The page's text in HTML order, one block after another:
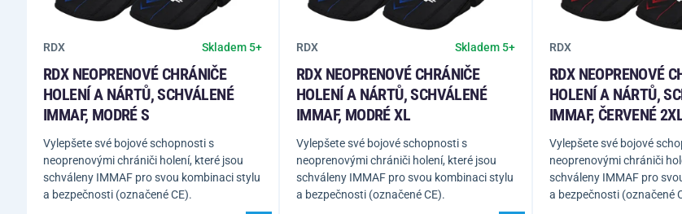
RDX Skladem 5+
RDX NEOPRENOVÉ CHRÁNIČE
HOLENÍ A NÁRTŮ, SCHVÁLENÉ
IMMAF, MODRÉ S
Vylepšete své bojové schopnosti s
neoprenovými chrániči holení, které jsou
schváleny IMMAF pro svou kombinaci stylu
a bezpečnosti (označené CE).
RDX Skladem 5+
RDX NEOPRENOVÉ CHRÁNIČE
HOLENÍ A NÁRTŮ, SCHVÁLENÉ
IMMAF, MODRÉ XL
Vylepšete své bojové schopnosti s
neoprenovými chrániči holení, které jsou
schváleny IMMAF pro svou kombinaci stylu
a bezpečnosti (označené CE).
RDX
RDX NEOPRENOVÉ
HOLENÍ A NÁRTŮ,
IMMAF, ČERVENÉ
Vylepšete své bojové
neoprenovými chrániči
schváleny IMMAF pro
a bezpečnosti (označené